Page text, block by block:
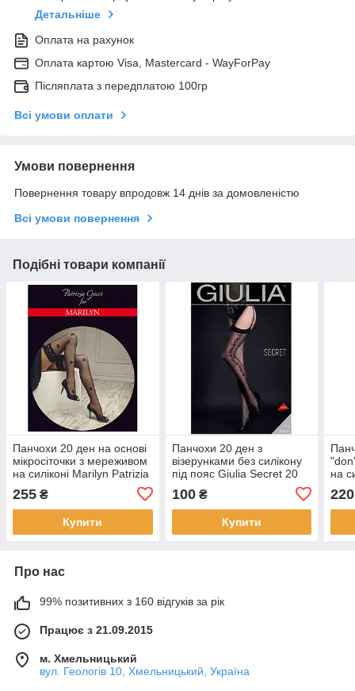
Детальніше
Оплата на рахунок
Оплата картою Visa, Mastercard - WayForPay
Післяплата з передплатою 100гр
Всі умови оплати
Умови повернення
Повернення товару впродовж 14 днів за домовленістю
Всі умови повернення
Подібні товари компанії
Панчохи 20 ден на основі
мікросіточки з мереживом
на силіконі Marilyn Patrizia
Gucci 20 чорного кольору
розміру 1/2 3/4
255 ₴
Купити
Панчохи 20 ден з
візерунками без силікону
під пояс Giulia Secret 20
1/2
100₴
Купити
на
1/2
220
Про нас
99% позитивних з 160 відгуків за рік
Працює з 21.09.2015
м. Хмельницький
вул. Геологів 10, Хмельницький, Україна